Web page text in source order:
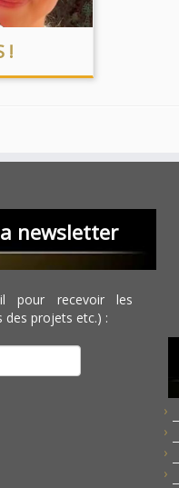
!
newsletter
pour recevoir les
projets etc.) :